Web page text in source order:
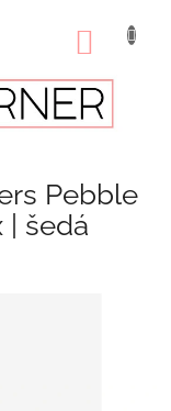
Pebble
| šedá